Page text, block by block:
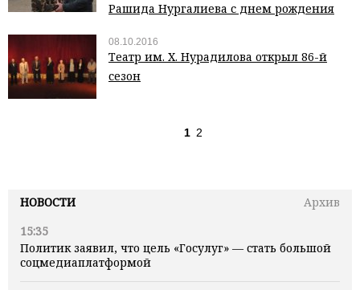
НОВОСТИ
Архив
15:35
Политик заявил, что цель «Госулуг» — стать большой
соцмедиаплатформой
Рашида Нургалиева с днем рождения
08.10.2016
Театр им. Х. Нурадилова открыл 86-й
сезон
1 2